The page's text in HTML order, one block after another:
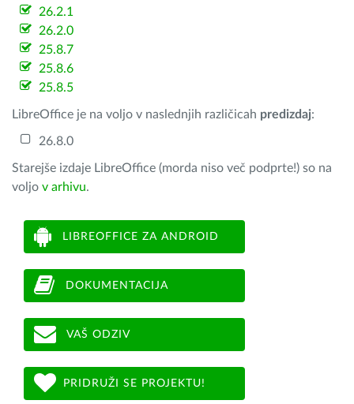
26.2.1
26.2.0
25.8.7
25.8.6
25.8.5
LibreOffice je na voljo v naslednjih različicah predizdaj:
26.8.0
Starejše izdaje LibreOffice (morda niso več podprte!) so na
voljo v arhivu.
LIBREOFFICE ZA ANDROID
DOKUMENTACIJA
VAŠ ODZIV
PRIDRUŽI SE PROJEKTU!